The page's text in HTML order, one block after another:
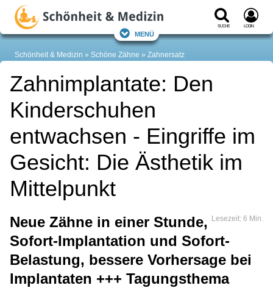
Suche Login
Menü
Schönheit & Medizin Schöne Zähne Zahnersatz
Zahnimplantate: Den
Kinderschuhen
entwachsen - Eingriffe im
Gesicht: Die Ästhetik im
Mittelpunkt
Lesezeit: 6 Min.
Neue Zähne in einer Stunde,
Sofort-Implantation und Sofort-
Belastung, bessere Vorhersage bei
Implantaten +++ Tagungsthema